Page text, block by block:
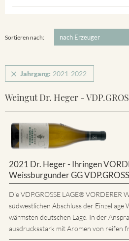
Riesling
Winklerberg Hinter Winklen
Sortieren nach:
Jahrgang: 2021-2022
Weingut Dr. Heger -
2021 Dr. Heger - Ihringen
Weissburgunder GG
Die VDP.GROSSE LAGE® VORDERER
südwestlichen Abschluss der Einzellage
wärmsten deutschen Lage. In der
ausdrucksstark mit Aromen von reifen